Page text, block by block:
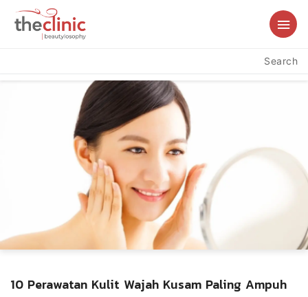
Search
10 Perawatan Kulit Wajah Kusam Paling Ampuh